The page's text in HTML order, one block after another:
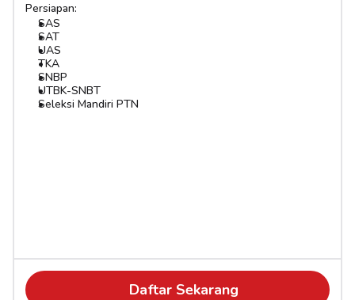
Persiapan:
SAS
SAT
UAS
TKA
SNBP
UTBK-SNBT
Seleksi Mandiri PTN
Daftar Sekarang